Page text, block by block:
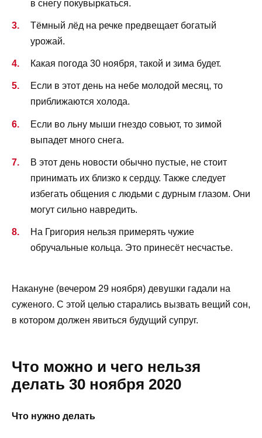
в снегу покувыркаться.
Тёмный лёд на речке предвещает богатый
урожай.
Какая погода 30 ноября, такой и зима будет.
Если в этот день на небе молодой месяц, то
приближаются холода.
Если во льну мыши гнездо совьют, то зимой
выпадет много снега.
В этот день новости обычно пустые, не стоит
принимать их близко к сердцу. Также следует
избегать общения с людьми с дурным глазом. Они
могут сильно навредить.
На Григория нельзя примерять чужие
обручальные кольца. Это принесёт несчастье.
Накануне (вечером 29 ноября) девушки гадали на
суженого. С этой целью старались вызвать вещий сон,
в котором должен явиться будущий супруг.
Что можно и чего нельзя
делать 30 ноября 2020
Что нужно делать